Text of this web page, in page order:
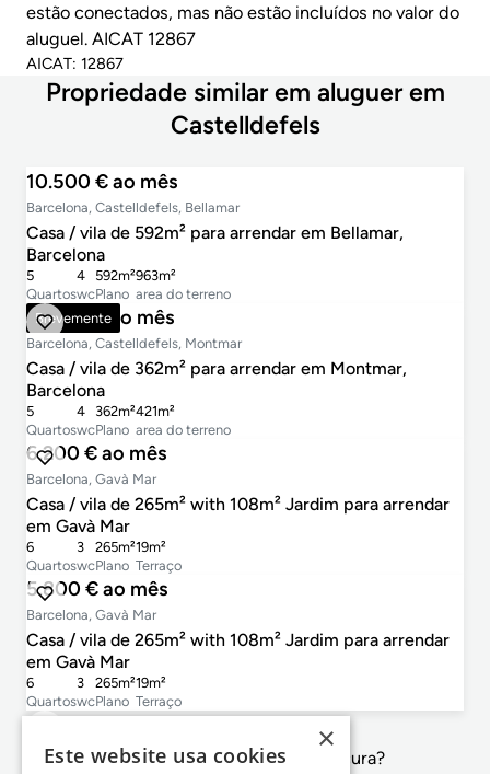
estão conectados, mas não estão incluídos no valor do
aluguel. AICAT 12867
AICAT: 12867
Propriedade similar em aluguer em
Castelldefels
10.500 € ao mês
Barcelona, Castelldefels, Bellamar
Casa / vila de 592m² para arrendar em Bellamar,
Barcelona
Quartos
5
wc
4
Plano
592m²
area do terreno
963m²
Brevemente
11.000 € ao mês
Barcelona, Castelldefels, Montmar
Casa / vila de 362m² para arrendar em Montmar,
Barcelona
Quartos
5
wc
4
Plano
362m²
area do terreno
421m²
6.200 € ao mês
Barcelona, Gavà Mar
Casa / vila de 265m² with 108m² Jardim para arrendar
em Gavà Mar
Quartos
6
wc
3
Plano
265m²
Terraço
19m²
5.800 € ao mês
Barcelona, Gavà Mar
Casa / vila de 265m² with 108m² Jardim para arrendar
em Gavà Mar
Quartos
6
wc
3
Plano
265m²
Terraço
19m²
Não é exactamente o que procura?
×
Este website usa cookies